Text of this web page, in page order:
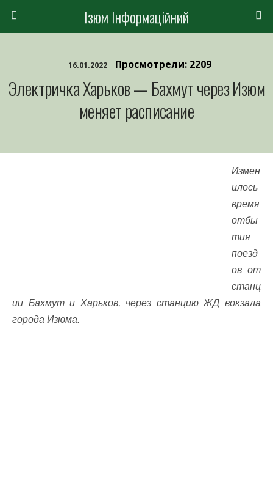
Ізюм Інформаційний
16.01.2022 Просмотрели: 2209
Электричка Харьков — Бахмут через Изюм
меняет расписание
Измен
илось
время
отбы
тия
поезд
ов от
станц
ии Бахмут и Харьков, через станцию ЖД вокзала
города Изюма.